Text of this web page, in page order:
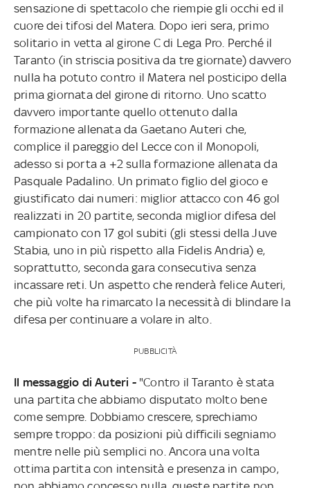
sensazione di spettacolo che riempie gli occhi ed il
cuore dei tifosi del Matera. Dopo ieri sera, primo
solitario in vetta al girone C di Lega Pro. Perché il
Taranto (in striscia positiva da tre giornate) davvero
nulla ha potuto contro il Matera nel posticipo della
prima giornata del girone di ritorno. Uno scatto
davvero importante quello ottenuto dalla
formazione allenata da Gaetano Auteri che,
complice il pareggio del Lecce con il Monopoli,
adesso si porta a +2 sulla formazione allenata da
Pasquale Padalino. Un primato figlio del gioco e
giustificato dai numeri: miglior attacco con 46 gol
realizzati in 20 partite, seconda miglior difesa del
campionato con 17 gol subiti (gli stessi della Juve
Stabia, uno in più rispetto alla Fidelis Andria) e,
soprattutto, seconda gara consecutiva senza
incassare reti. Un aspetto che renderà felice Auteri,
che più volte ha rimarcato la necessità di blindare la
difesa per continuare a volare in alto.
PUBBLICITÀ
Il messaggio di Auteri -"Contro il Taranto è stata
una partita che abbiamo disputato molto bene
come sempre. Dobbiamo crescere, sprechiamo
sempre troppo: da posizioni più difficili segniamo
mentre nelle più semplici no. Ancora una volta
ottima partita con intensità e presenza in campo,